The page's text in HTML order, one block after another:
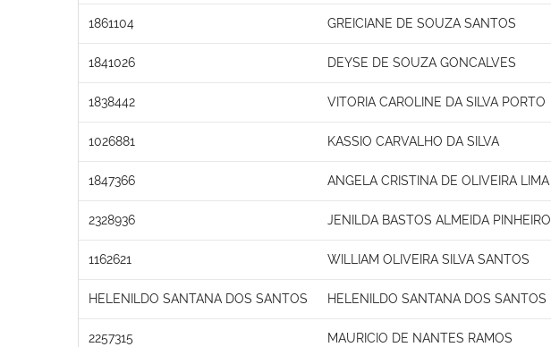
1861104 GREICIANE DE SOUZA SANTOS
1841026 DEYSE DE SOUZA GONCALVES
1838442 VITORIA CAROLINE DA SILVA PORTO
1026881 KASSIO CARVALHO DA SILVA
1847366 ANGELA CRISTINA DE OLIVEIRA LIMA
2328936 JENILDA BASTOS ALMEIDA PINHEIRO
1162621 WILLIAM OLIVEIRA SILVA SANTOS
HELENILDO SANTANA DOS SANTOS HELENILDO SANTANA DOS SANTOS
2257315 MAURICIO DE NANTES RAMOS